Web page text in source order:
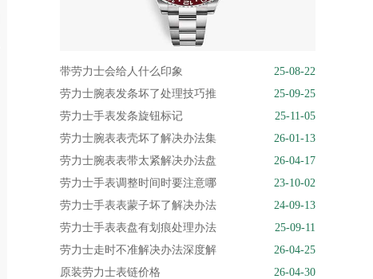
带劳力士会给人什么印象
25-08-22
劳力士腕表发条坏了处理技巧推
25-09-25
劳力士手表发条旋钮标记
25-11-05
劳力士腕表表壳坏了解决办法集
26-01-13
劳力士腕表表带太紧解决办法盘
26-04-17
劳力士手表调整时间时要注意哪
23-10-02
劳力士手表表蒙子坏了解决办法
24-09-13
劳力士手表表盘有划痕处理办法
25-09-11
劳力士走时不准解决办法深度解
26-04-25
原装劳力士表链价格
26-04-30